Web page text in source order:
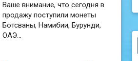
Ваше внимание, что сегодня в
продажу поступили монеты
Ботсваны, Намибии, Бурунди,
ОАЭ...